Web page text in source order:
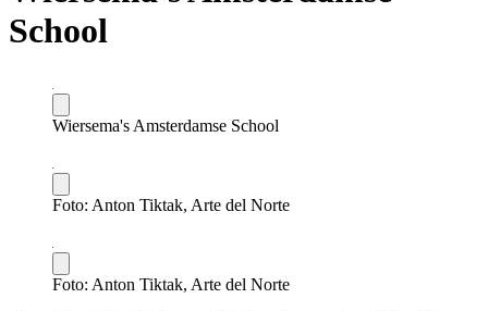
School
Wiersema's Amsterdamse School
Foto: Anton Tiktak, Arte del Norte
Foto: Anton Tiktak, Arte del Norte